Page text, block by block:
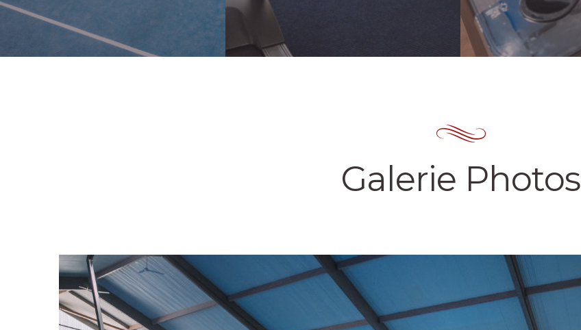
Galerie Photos